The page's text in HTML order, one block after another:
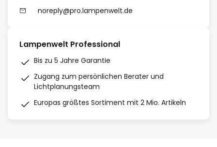
noreply@pro.lampenwelt.de
Lampenwelt Professional
Bis zu 5 Jahre Garantie
Zugang zum persönlichen Berater und
Lichtplanungsteam
Europas größtes Sortiment mit 2 Mio. Artikeln